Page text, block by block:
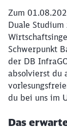
Zum
Duale
Schwerpunkt
der DB
absolvierst du
du bei uns im
Das